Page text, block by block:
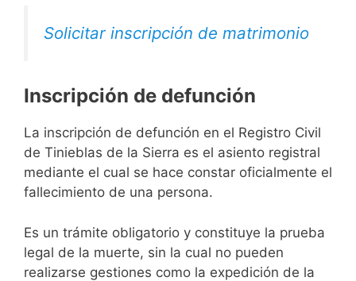
Solicitar inscripción de matrimonio
Inscripción de defunción
La inscripción de defunción en el Registro Civil
de Tinieblas de la Sierra es el asiento registral
mediante el cual se hace constar oficialmente el
fallecimiento de una persona.
Es un trámite obligatorio y constituye la prueba
legal de la muerte, sin la cual no pueden
realizarse gestiones como la expedición de la